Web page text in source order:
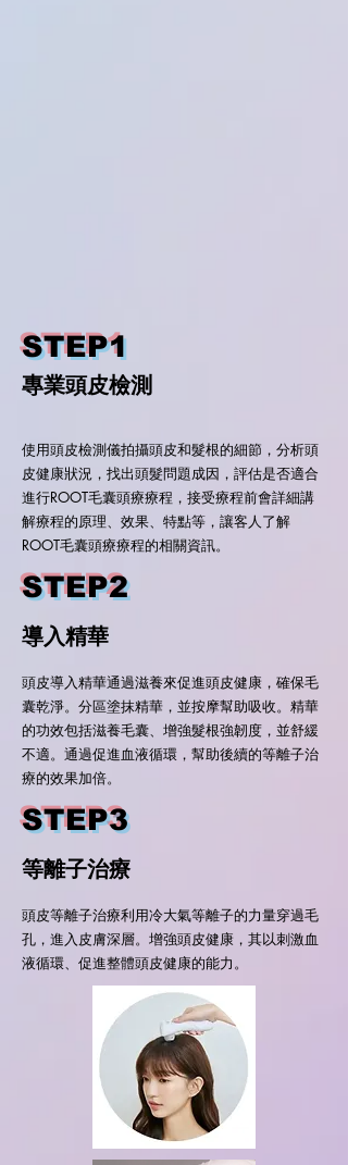
STEP1
專業頭皮檢測
使用頭皮檢測儀拍攝頭皮和髮根的細節，分析頭
皮健康狀況，找出頭髮問題成因，評估是否適合
進行ROOT毛囊頭療療程，接受療程前會詳細講
解療程的原理、效果、特點等，讓客人了解
ROOT毛囊頭療療程的相關資訊。
STEP2
導入精華
頭皮導入精華通過滋養來促進頭皮健康，確保毛
囊乾淨。分區塗抹精華，並按摩幫助吸收。精華
的功效包括滋養毛囊、增強髮根強韌度，並舒緩
不適。通過促進血液循環，幫助後續的等離子治
療的效果加倍。
STEP3
等離子治療
頭皮等離子治療利用冷大氣等離子的力量穿過毛
孔，進入皮膚深層。增強頭皮健康，其以刺激血
液循環、促進整體頭皮健康的能力。